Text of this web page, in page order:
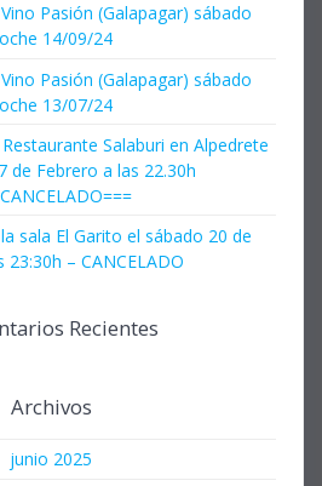
Pasión (Galapagar) sábado
14/09/24
Pasión (Galapagar) sábado
13/07/24
Salaburi en Alpedrete
de Febrero a las 22.30h
sala El Garito el sábado 20 de
23:30h – CANCELADO
Recientes
Archivos
junio 2025